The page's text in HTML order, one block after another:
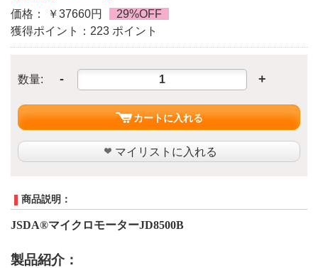
価格： ￥37660円
29%OFF
獲得ポイント：223 ポイント
数量: - +
カートに入れる
マイリストに入れる
商品説明：
JSDA®マイクロモーターJD8500B
製品紹介：